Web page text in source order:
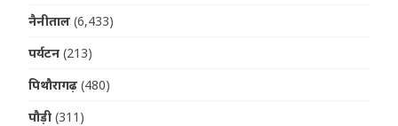
नैनीताल (6,433)
पर्यटन (213)
पिथौरागढ़ (480)
पौड़ी (311)